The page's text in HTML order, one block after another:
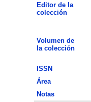
Editor de la
colección
Volumen de
la colección
ISSN
Área
Notas